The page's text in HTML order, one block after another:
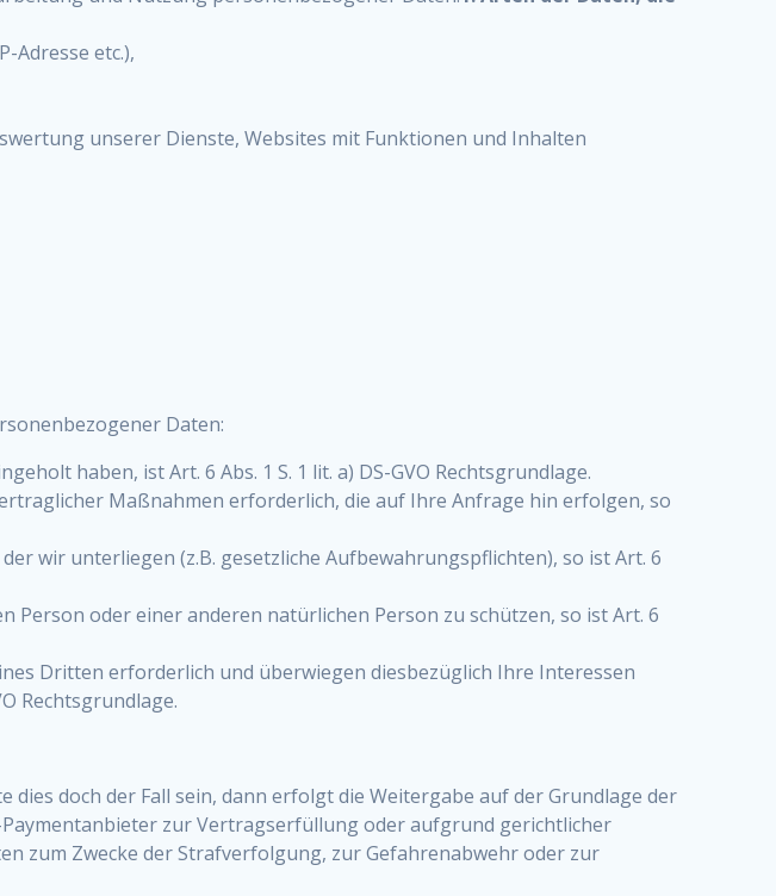
Adresse etc.),
unserer Dienste, Websites mit Funktionen und Inhalten
Daten:
haben, ist Art. 6 Abs. 1 S. 1 lit. a) DS-GVO Rechtsgrundlage.
Maßnahmen erforderlich, die auf Ihre Anfrage hin erfolgen, so
wir unterliegen (z.B. gesetzliche Aufbewahrungspflichten), so ist Art. 6
oder einer anderen natürlichen Person zu schützen, so ist Art. 6
Dritten erforderlich und überwiegen diesbezüglich Ihre Interessen
Rechtsgrundlage.
doch der Fall sein, dann erfolgt die Weitergabe auf der Grundlage der
zur Vertragserfüllung oder aufgrund gerichtlicher
zum Zwecke der Strafverfolgung, zur Gefahrenabwehr oder zur